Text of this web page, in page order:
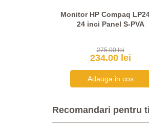
Monitor HP Compaq
24 inci Panel S-PVA
275.00 lei
234.00 lei
Recomandari pentru